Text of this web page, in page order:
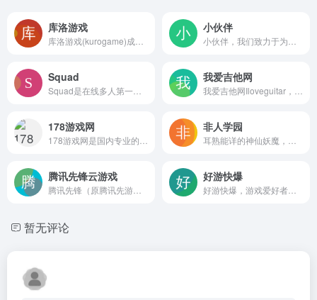
库洛游戏 小伙伴
Squad 我爱吉他网
178游戏网 非人学园
腾讯先锋云游戏 好游快爆
暂无评论